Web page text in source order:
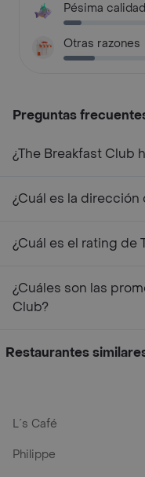
Pésima calidad
Otras razones
Preguntas
¿The Breakfast Club
¿Cuál es la dirección
¿Cuál es el rating de
¿Cuáles son las
Club?
Restaurantes
L´s Café
Philippe